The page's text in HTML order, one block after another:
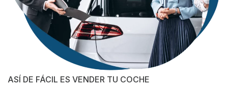
ASÍ DE FÁCIL ES VENDER TU COCHE